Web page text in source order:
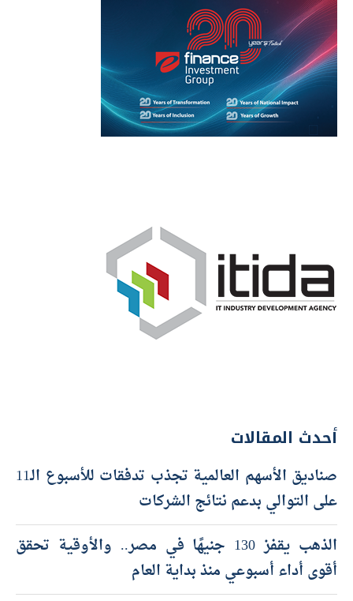
أحدث المقالات
صناديق الأسهم العالمية تجذب تدفقات للأسبوع الـ11
على التوالي بدعم نتائج الشركات
الذهب يقفز 130 جنيهًا في مصر.. والأوقية تحقق
أقوى أداء أسبوعي منذ بداية العام